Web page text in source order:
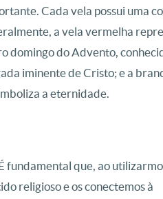
Cada vela possui uma
a vela vermelha
domingo do Advento,
iminente de Cristo; e a
a eternidade.
fundamental que, ao
religioso e os conectemos à